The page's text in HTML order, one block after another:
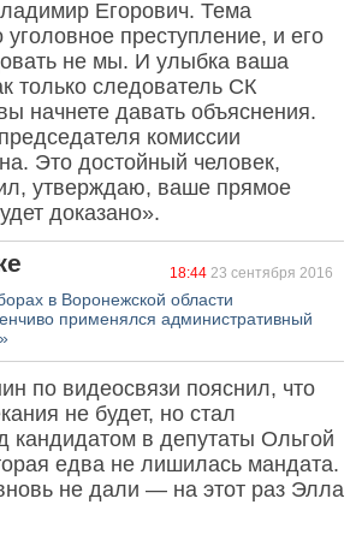
Егорович. Тема
преступление, и его
не мы. И улыбка ваша
только следователь СК
начнете давать объяснения.
комиссии
Это достойный человек,
утверждаю, ваше прямое
доказано».
18:44 23 сентября 2016
в Воронежской области
применялся административный
по видеосвязи пояснил, что
не будет, но стал
кандидатом в депутаты Ольгой
едва не лишилась мандата.
не дали — на этот раз Элла